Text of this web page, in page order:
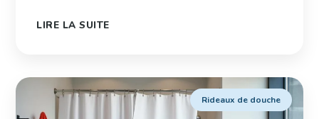
LIRE LA SUITE
Rideaux de douche